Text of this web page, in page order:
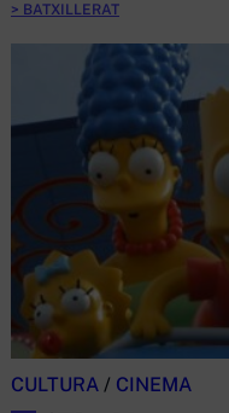
BATXILLERAT
CULTURA / CINEMA